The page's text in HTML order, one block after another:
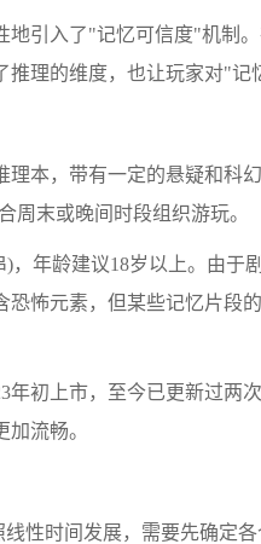
入了"记忆可信度"机制。
理的维度，也让玩家对"记
，带有一定的悬疑和科
周末或晚间时段组织游玩。
年龄建议18岁以上。由于
怖元素，但某些记忆片段
初上市，至今已更新过两
流畅。
时间发展，需要先确定各